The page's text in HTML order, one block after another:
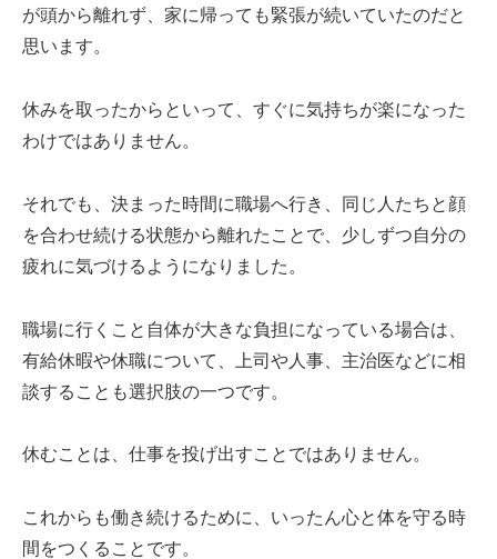
が頭から離れず、家に帰っても緊張が続いていたのだと
思います。
休みを取ったからといって、すぐに気持ちが楽になった
わけではありません。
それでも、決まった時間に職場へ行き、同じ人たちと顔
を合わせ続ける状態から離れたことで、少しずつ自分の
疲れに気づけるようになりました。
職場に行くこと自体が大きな負担になっている場合は、
有給休暇や休職について、上司や人事、主治医などに相
談することも選択肢の一つです。
休むことは、仕事を投げ出すことではありません。
これからも働き続けるために、いったん心と体を守る時
間をつくることです。